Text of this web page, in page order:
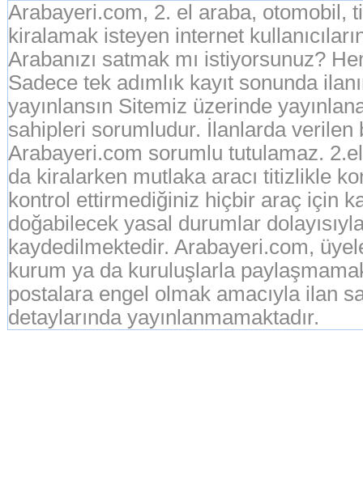
Arabayeri.com, 2. el araba, otomobil,
kiralamak isteyen internet
Arabanızı satmak mı istiyorsunuz?
Sadece tek adımlık kayıt sonunda
yayınlansın Sitemiz üzerinde
sahipleri sorumludur. İlanlarda verilen
Arabayeri.com sorumlu tutulamaz.
da kiralarken mutlaka aracı titizlikle
kontrol ettirmediğiniz hiçbir araç için
doğabilecek yasal durumlar
kaydedilmektedir. Arabayeri.com,
kurum ya da kuruluşlarla
postalara engel olmak amacıyla ilan
detaylarında yayınlanmamaktadır.